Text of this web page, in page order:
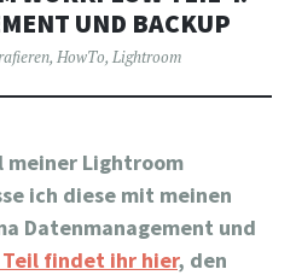
UND BACKUP
, HowTo, Lightroom
meiner Lightroom
ich diese mit meinen
Datenmanagement und
findet ihr hier, den